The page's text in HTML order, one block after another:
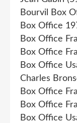
Bourvil Box
Box Office
Box Office
Box Office
Box Office
Charles
Box Office
Box Office
Box Office